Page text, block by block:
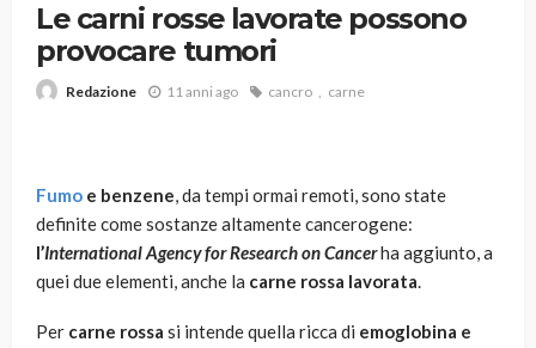
Le carni rosse lavorate possono
provocare tumori
Redazione 11 anni ago cancro carne
Fumo e benzene, da tempi ormai remoti, sono state
definite come sostanze altamente cancerogene:
l’International Agency for Research on Cancerha aggiunto, a
quei due elementi, anche la carne rossa lavorata.
Per carne rossa si intende quella ricca di emoglobina e